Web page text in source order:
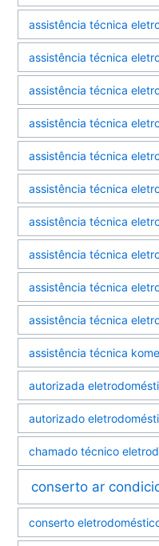
assistência técnica
assistência técnica
assistência técnica
assistência técnica
assistência técnica
assistência técnica
assistência técnica
assistência técnica
assistência técnica
assistência técnica
assistência técnica
autorizada
autorizado
chamado técnico
conserto ar
conserto